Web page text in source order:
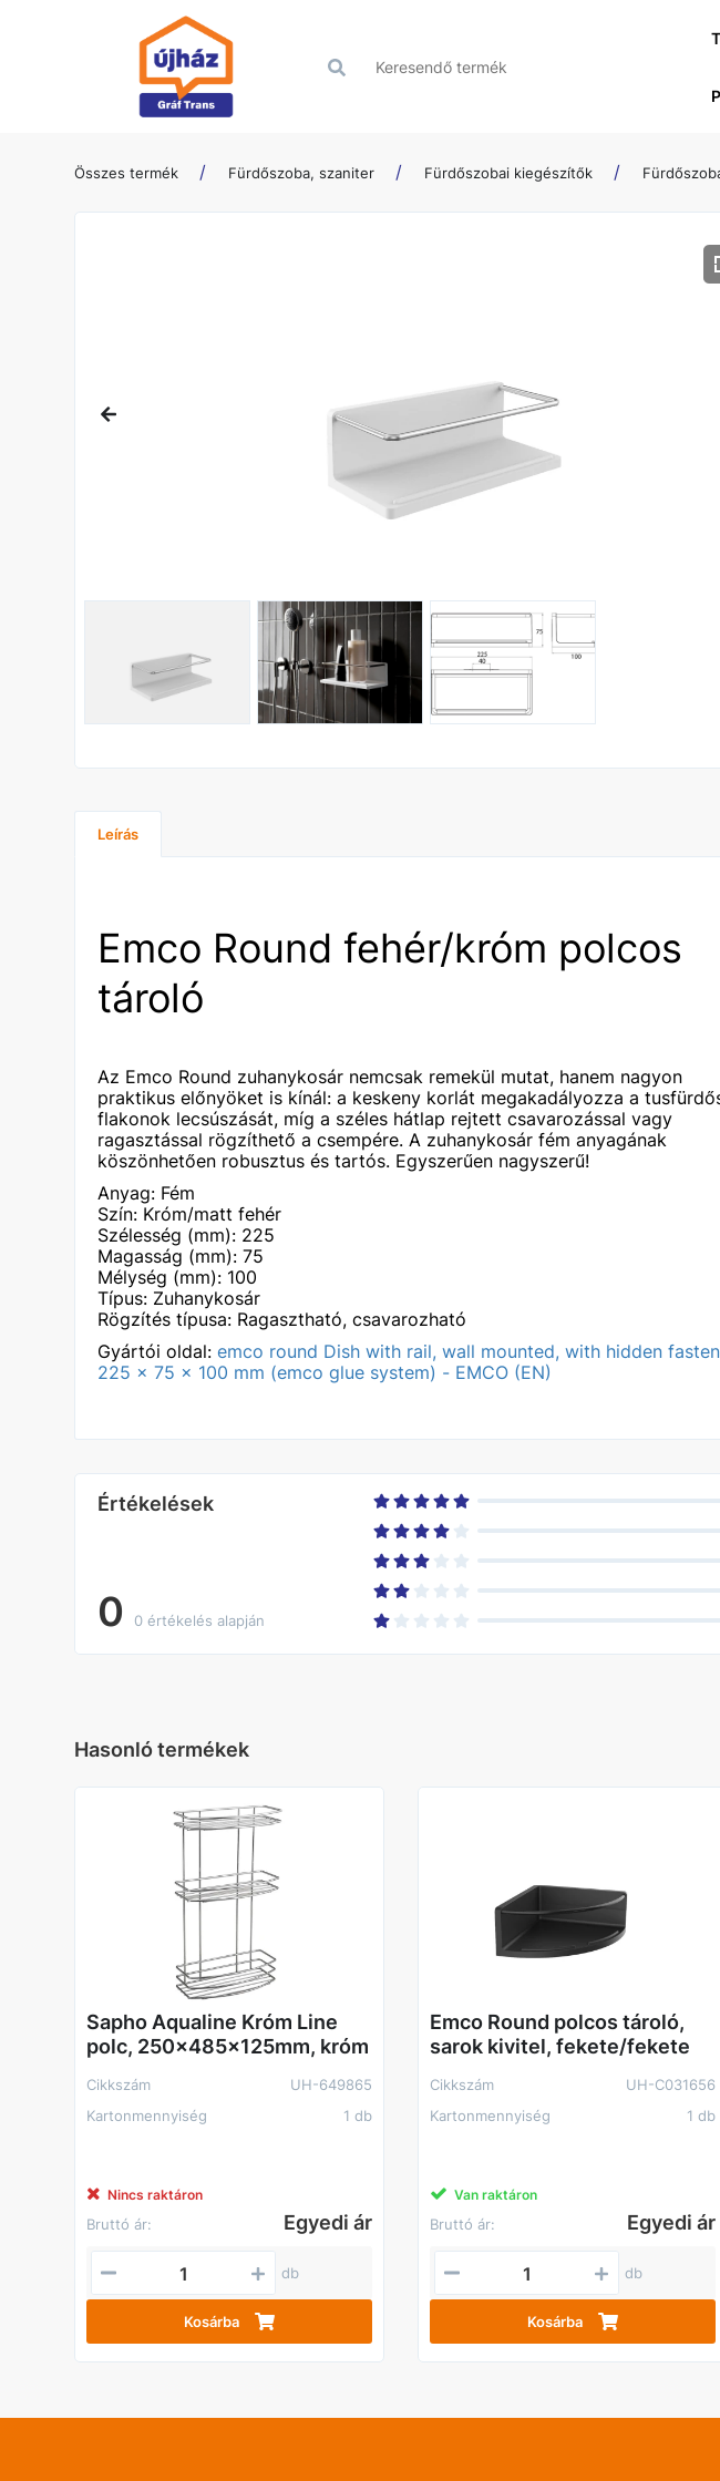
Összes termék Fürdőszoba, szaniter Fürdőszobai kiegészítők
Leírás
Emco Round fehér/króm polcos
tároló
Az Emco Round zuhanykosár nemcsak remekül mutat, hanem nagyon
praktikus előnyöket is kínál: a keskeny korlát megakadályozza a
flakonok lecsúszását, míg a széles hátlap rejtett csavarozással vagy
ragasztással rögzíthető a csempére. A zuhanykosár fém anyagának
köszönhetően robusztus és tartós. Egyszerűen nagyszerű!
Anyag: Fém
Szín: Króm/matt fehér
Szélesség (mm): 225
Magasság (mm): 75
Mélység (mm): 100
Típus: Zuhanykosár
Rögzítés típusa: Ragasztható, csavarozható
Gyártói oldal:emco round Dish with rail, wall mounted, with hidden
225 x 75 x 100 mm (emco glue system) - EMCO (EN)
Értékelések
0 0 értékelés alapján
Hasonló termékek
Sapho Aqualine Króm Line
polc, 250x485x125mm, króm
Cikkszám
UH-649865
Kartonmennyiség
1 db
Nincs raktáron
Bruttó ár: Egyedi ár
db
Kosárba
Emco Round polcos tároló,
sarok kivitel, fekete/fekete
Cikkszám
UH-C031656
Kartonmennyiség
1 db
Van raktáron
Bruttó ár: Egyedi ár
db
Kosárba